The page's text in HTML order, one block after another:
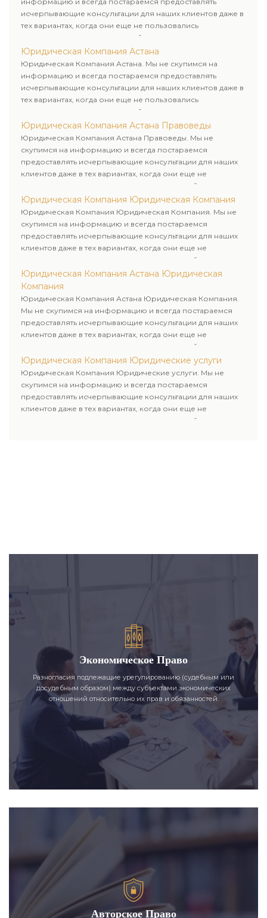
исчерпывающие консультации для наших клиентов даже в
тех вариантах, когда они еще не пользовались
юридическими услугами нашей компании.
Юридическая Компания Астана
Юридическая Компания Астана. Мы не скупимся на
информацию и всегда постараемся предоставлять
исчерпывающие консультации для наших клиентов даже в
тех вариантах, когда они еще не пользовались
юридическими услугами нашей компании.
Юридическая Компания Астана Правоведы
Юридическая Компания Астана Правоведы. Мы не
скупимся на информацию и всегда постараемся
предоставлять исчерпывающие консультации для наших
клиентов даже в тех вариантах, когда они еще не
пользовались юридическими услугами нашей компании.
Юридическая Компания Юридическая Компания
Юридическая Компания Юридическая Компания. Мы не
скупимся на информацию и всегда постараемся
предоставлять исчерпывающие консультации для наших
клиентов даже в тех вариантах, когда они еще не
пользовались юридическими услугами нашей компании.
Юридическая Компания Астана Юридическая
Компания
Юридическая Компания Астана Юридическая Компания.
Мы не скупимся на информацию и всегда постараемся
предоставлять исчерпывающие консультации для наших
клиентов даже в тех вариантах, когда они еще не
пользовались юридическими услугами нашей компании.
Юридическая Компания Юридические услуги
Юридическая Компания Юридические услуги. Мы не
скупимся на информацию и всегда постараемся
предоставлять исчерпывающие консультации для наших
клиентов даже в тех вариантах, когда они еще не
пользовались юридическими услугами нашей компании.
Экономическое Право
Разногласия подлежащие урегулированию (судебным или
досудебным образом) между субъектами экономических
отношений относительно их прав и обязанностей.
Авторское Право